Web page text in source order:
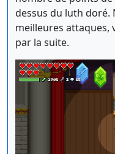
dessus du luth doré.
meilleures attaques,
par la suite.